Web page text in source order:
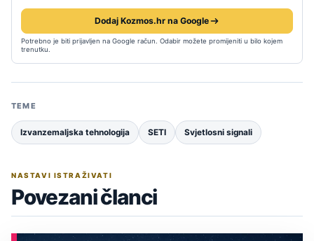
Dodaj Kozmos.hr na Google
Potrebno je biti prijavljen na Google račun. Odabir možete promijeniti u bilo kojem
trenutku.
TEME
Izvanzemaljska tehnologija SETI Svjetlosni signali
NASTAVI ISTRAŽIVATI
Povezani članci